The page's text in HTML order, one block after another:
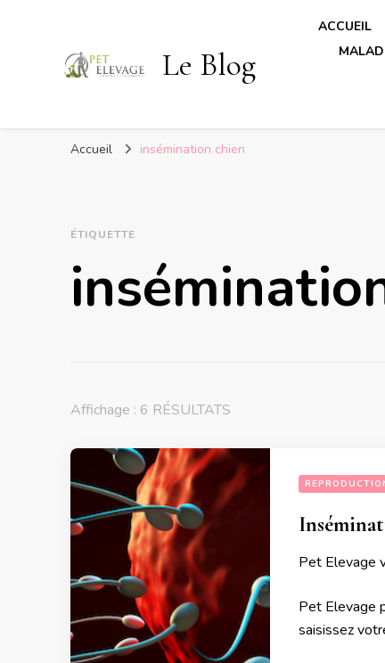
Le Blog
ACCUEIL
Accueil insémination chien
ÉTIQUETTE
Affichage : 6 RÉSULTATS
Pet Elevage
Pet Elevage
saisissez